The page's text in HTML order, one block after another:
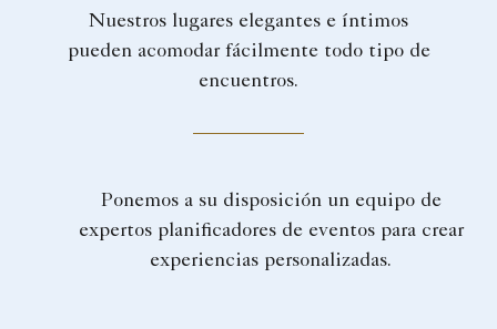
Nuestros lugares elegantes e íntimos
pueden acomodar fácilmente todo tipo de
encuentros.
Ponemos a su disposición un equipo de
expertos planificadores de eventos para crear
experiencias personalizadas.